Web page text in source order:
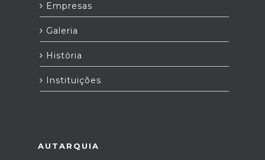
Empresas
Galeria
História
Instituições
AUTARQUIA